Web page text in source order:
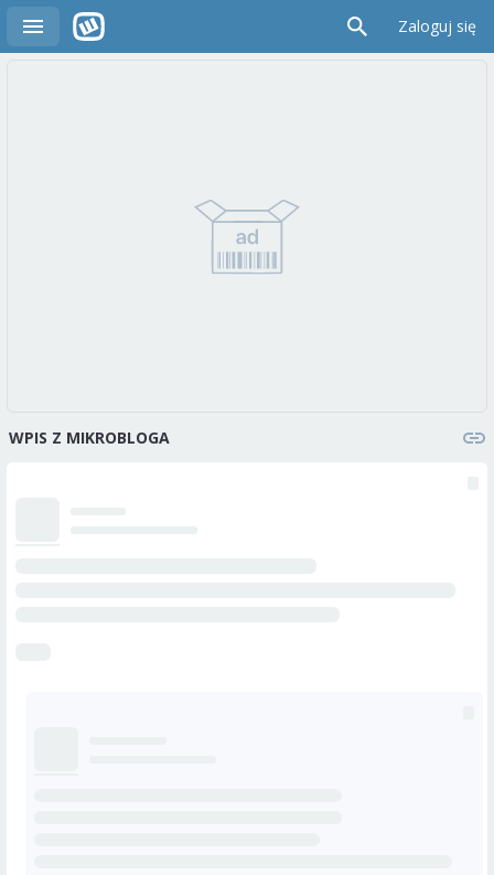
Zaloguj się
WPIS Z MIKROBLOGA